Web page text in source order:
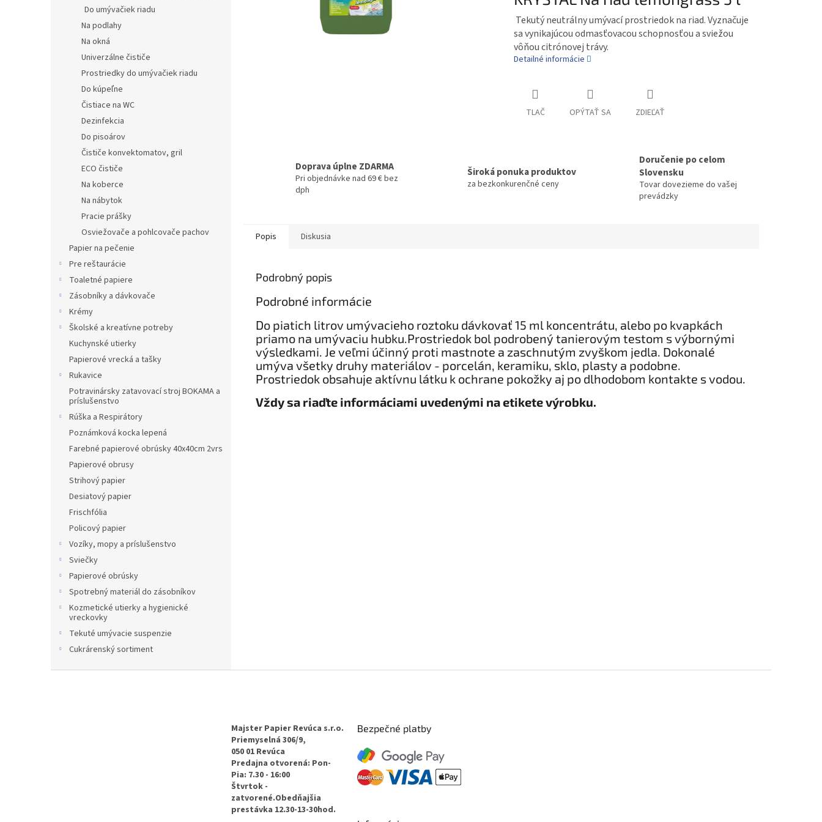
Do umývačiek riadu
Na podlahy
Na okná
Univerzálne čističe
Prostriedky do umývačiek riadu
Do kúpeľne
Čistiace na WC
Dezinfekcia
Do pisoárov
Čističe konvektomatov, gril
ECO čističe
Na koberce
Na nábytok
Pracie prášky
Osviežovače a pohlcovače pachov
Papier na pečenie
Pre reštaurácie
Toaletné papiere
Zásobníky a dávkovače
Krémy
Školské a kreatívne potreby
Kuchynské utierky
Papierové vrecká a tašky
Rukavice
Potravinársky zatavovací stroj BOKAMA a
príslušenstvo
Rúška a Respirátory
Poznámková kocka lepená
Farebné papierové obrúsky 40x40cm 2vrs
Papierové obrusy
Strihový papier
Desiatový papier
Frischfólia
Policový papier
Vozíky, mopy a príslušenstvo
Sviečky
Papierové obrúsky
Spotrebný materiál do zásobníkov
Kozmetické utierky a hygienické
vreckovky
Tekuté umývacie suspenzie
Cukrárenský sortiment
Tekutý neutrálny umývací prostriedok na riad. Vyznačuje
sa vynikajúcou odmasťovacou schopnosťou a sviežou
vôňou citrónovej trávy.
Detailné informácie
TLAČ OPÝTAŤ SA ZDIEĽAŤ
Doprava úplne ZDARMA
Pri objednávke nad 69 € bez
dph
Široká ponuka produktov
za bezkonkurenčné ceny
Doručenie po celom
Slovensku
Tovar dovezieme do vašej
prevádzky
Popis Diskusia
Podrobný popis
Podrobné informácie​
Do piatich litrov umývacieho roztoku dávkovať 15 ml koncentrátu, alebo po kvapkách
priamo na umývaciu hubku.Prostriedok bol podrobený tanierovým testom s výbornými
výsledkami. Je veľmi účinný proti mastnote a zaschnutým zvyškom jedla. Dokonalé
umýva všetky druhy materiálov - porcelán, keramiku, sklo, plasty a podobne.
Prostriedok obsahuje aktívnu látku k ochrane pokožky aj po dlhodobom kontakte s vodou.
Vždy sa riaďte informáciami uvedenými na etikete výrobku.​
Majster Papier Revúca s.r.o.
Priemyselná 306/9,
050 01 Revúca
Predajna otvorená: Pon-
Pia: 7.30 - 16:00
Štvrtok -
zatvorené.Obedňajšia
prestávka 12.30-13-30hod.
Bezpečné platby